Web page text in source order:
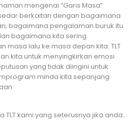
mengenai “Garis Masa”
berkaitan dengan bagaimana
bagaimana pengalaman buruk itu
bagaimana kita sering
masa lalu ke masa depan kita. TLT
kita untuk menyingkirkan emosi
yang tidak diingini untuk
minda kita sepanjang
TLT kami yang seterusnya jika anda…